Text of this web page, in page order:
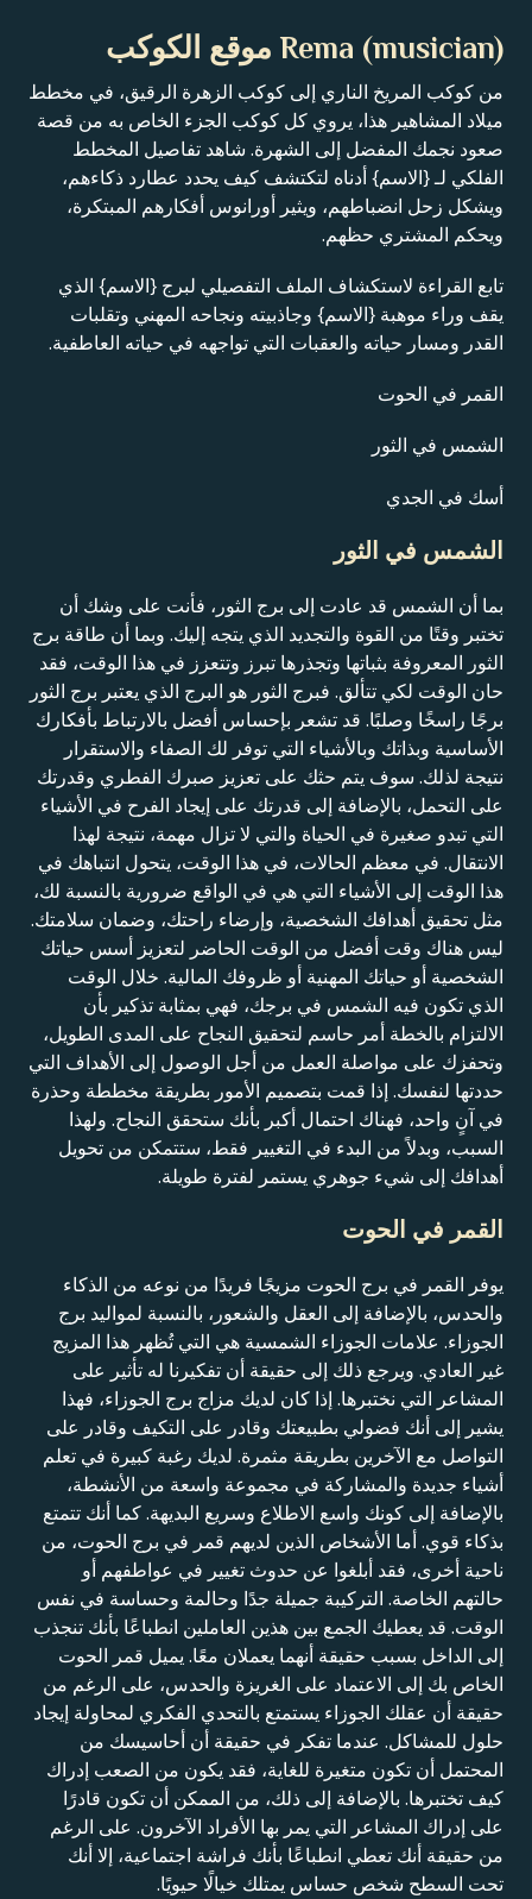
Rema (musician) موقع الكوكب
من كوكب المريخ الناري إلى كوكب الزهرة الرقيق، في مخطط
ميلاد المشاهير هذا، يروي كل كوكب الجزء الخاص به من قصة
صعود نجمك المفضل إلى الشهرة. شاهد تفاصيل المخطط
الفلكي لـ {الاسم} أدناه لتكتشف كيف يحدد عطارد ذكاءهم،
ويشكل زحل انضباطهم، ويثير أورانوس أفكارهم المبتكرة،
ويحكم المشتري حظهم.
تابع القراءة لاستكشاف الملف التفصيلي لبرج {الاسم} الذي
يقف وراء موهبة {الاسم} وجاذبيته ونجاحه المهني وتقلبات
القدر ومسار حياته والعقبات التي تواجهه في حياته العاطفية.
القمر في الحوت
الشمس في الثور
أسك في الجدي
الشمس في الثور
بما أن الشمس قد عادت إلى برج الثور، فأنت على وشك أن
تختبر وقتًا من القوة والتجديد الذي يتجه إليك. وبما أن طاقة برج
الثور المعروفة بثباتها وتجذرها تبرز وتتعزز في هذا الوقت، فقد
حان الوقت لكي تتألق. فبرج الثور هو البرج الذي يعتبر برج الثور
برجًا راسخًا وصلبًا. قد تشعر بإحساس أفضل بالارتباط بأفكارك
الأساسية وبذاتك وبالأشياء التي توفر لك الصفاء والاستقرار
نتيجة لذلك. سوف يتم حثك على تعزيز صبرك الفطري وقدرتك
على التحمل، بالإضافة إلى قدرتك على إيجاد الفرح في الأشياء
التي تبدو صغيرة في الحياة والتي لا تزال مهمة، نتيجة لهذا
الانتقال. في معظم الحالات، في هذا الوقت، يتحول انتباهك في
هذا الوقت إلى الأشياء التي هي في الواقع ضرورية بالنسبة لك،
مثل تحقيق أهدافك الشخصية، وإرضاء راحتك، وضمان سلامتك.
ليس هناك وقت أفضل من الوقت الحاضر لتعزيز أسس حياتك
الشخصية أو حياتك المهنية أو ظروفك المالية. خلال الوقت
الذي تكون فيه الشمس في برجك، فهي بمثابة تذكير بأن
الالتزام بالخطة أمر حاسم لتحقيق النجاح على المدى الطويل،
وتحفزك على مواصلة العمل من أجل الوصول إلى الأهداف التي
حددتها لنفسك. إذا قمت بتصميم الأمور بطريقة مخططة وحذرة
في آنٍ واحد، فهناك احتمال أكبر بأنك ستحقق النجاح. ولهذا
السبب، وبدلاً من البدء في التغيير فقط، ستتمكن من تحويل
أهدافك إلى شيء جوهري يستمر لفترة طويلة.
القمر في الحوت
يوفر القمر في برج الحوت مزيجًا فريدًا من نوعه من الذكاء
والحدس، بالإضافة إلى العقل والشعور، بالنسبة لمواليد برج
الجوزاء. علامات الجوزاء الشمسية هي التي تُظهر هذا المزيج
غير العادي. ويرجع ذلك إلى حقيقة أن تفكيرنا له تأثير على
المشاعر التي نختبرها. إذا كان لديك مزاج برج الجوزاء، فهذا
يشير إلى أنك فضولي بطبيعتك وقادر على التكيف وقادر على
التواصل مع الآخرين بطريقة مثمرة. لديك رغبة كبيرة في تعلم
أشياء جديدة والمشاركة في مجموعة واسعة من الأنشطة،
بالإضافة إلى كونك واسع الاطلاع وسريع البديهة. كما أنك تتمتع
بذكاء قوي. أما الأشخاص الذين لديهم قمر في برج الحوت، من
ناحية أخرى، فقد أبلغوا عن حدوث تغيير في عواطفهم أو
حالتهم الخاصة. التركيبة جميلة جدًا وحالمة وحساسة في نفس
الوقت. قد يعطيك الجمع بين هذين العاملين انطباعًا بأنك تنجذب
إلى الداخل بسبب حقيقة أنهما يعملان معًا. يميل قمر الحوت
الخاص بك إلى الاعتماد على الغريزة والحدس، على الرغم من
حقيقة أن عقلك الجوزاء يستمتع بالتحدي الفكري لمحاولة إيجاد
حلول للمشاكل. عندما تفكر في حقيقة أن أحاسيسك من
المحتمل أن تكون متغيرة للغاية، فقد يكون من الصعب إدراك
كيف تختبرها. بالإضافة إلى ذلك، من الممكن أن تكون قادرًا
على إدراك المشاعر التي يمر بها الأفراد الآخرون. على الرغم
من حقيقة أنك تعطي انطباعًا بأنك فراشة اجتماعية، إلا أنك
تحت السطح شخص حساس يمتلك خيالًا حيويًا.